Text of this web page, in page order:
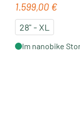
Regulärer Preis:
1.599,00 €
28" - XL
Im nanobike